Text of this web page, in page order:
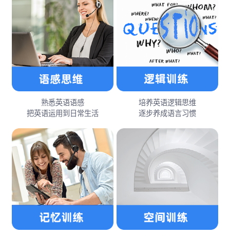
熟悉英语语感
把英语运用到日常生活
培养英语逻辑思维
逐步养成语言习惯